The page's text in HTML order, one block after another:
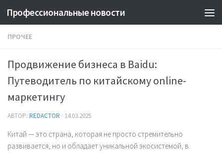
Профессиональные новости
ПРОЧЕЕ
Продвижение бизнеса в Baidu:
Путеводитель по китайскому online-
маркетингу
АВТОР: REDACTOR · 14.03.2025
Китай — это страна, которая не просто стремительно
развивается, но и обладает уникальной экосистемой, в